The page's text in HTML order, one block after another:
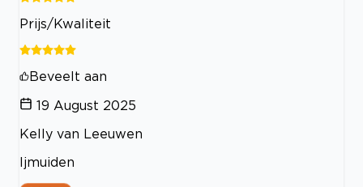
Prijs/Kwaliteit
Beveelt aan
19 August 2025
Kelly van Leeuwen
Ijmuiden